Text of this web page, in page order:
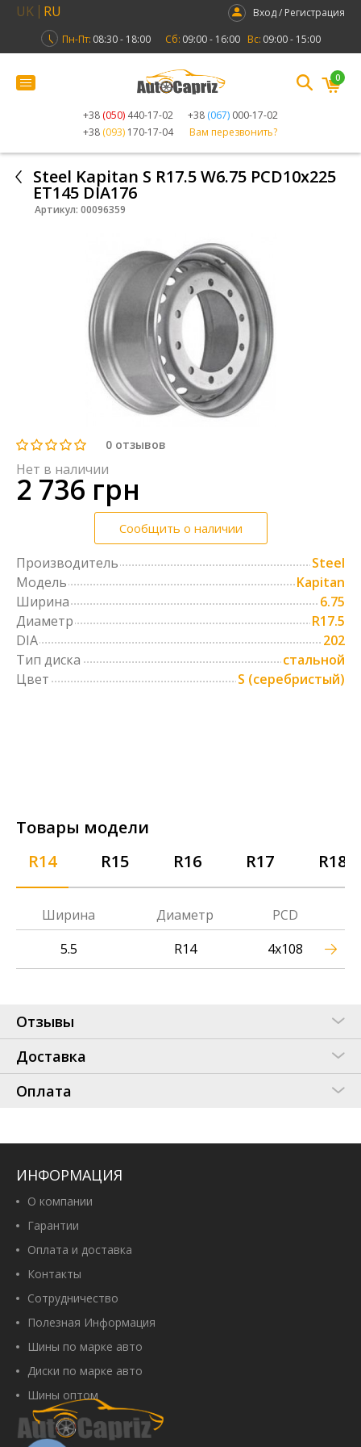
UK RU
Вход / Регистрация
Пн-Пт: 08:30 - 18:00 Сб: 09:00 - 16:00 Вс: 09:00 - 15:00
+38 (050) 440-17-02 +38 (067) 000-17-02
+38 (093) 170-17-04 Вам перезвонить?
0
Steel Kapitan S R17.5 W6.75 PCD10x225
ET145 DIA176
Артикул: 00096359
0 отзывов
Нет в наличии
2 736 грн
Сообщить о наличии
Производитель
Steel
Модель
Kapitan
Ширина
6.75
Диаметр
R17.5
DIA
202
Тип диска
стальной
Цвет
S (серебристый)
Товары модели
R14
R15 R16 R17 R18
Ширина Диаметр
PCD
5.5
R14 4x108
Отзывы
Доставка
Оплата
ИНФОРМАЦИЯ
О компании
Гарантии
Оплата и доставка
Контакты
Сотрудничество
Полезная Информация
Шины по марке авто
Диски по марке авто
Шины оптом